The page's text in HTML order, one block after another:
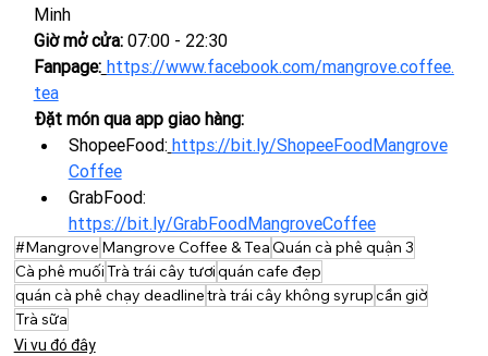
Minh
Giờ mở cửa: 07:00 - 22:30
Fanpage: https://www.facebook.com/mangrove.coffee.
tea
Đặt món qua app giao hàng:
ShopeeFood: https://bit.ly/ShopeeFoodMangrove
Coffee
GrabFood:
https://bit.ly/GrabFoodMangroveCoffee
#Mangrove Mangrove Coffee & TeaQuán cà phê quận 3
Cà phê muốiTrà trái cây tươiquán cafe đẹp
quán cà phê chạy deadlinetrà trái cây không syrupcần giờ
Trà sữa
Vi vu đó đây